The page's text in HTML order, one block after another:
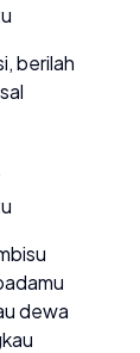
berilah
dewa